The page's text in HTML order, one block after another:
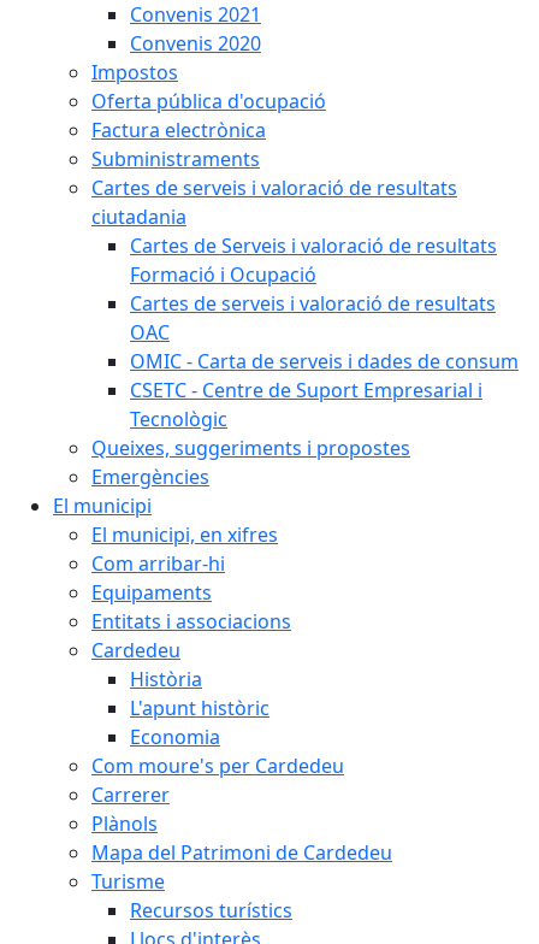
Convenis 2021
Convenis 2020
Impostos
Oferta pública d'ocupació
Factura electrònica
Subministraments
Cartes de serveis i valoració de resultats
ciutadania
Cartes de Serveis i valoració de resultats
Formació i Ocupació
Cartes de serveis i valoració de resultats
OAC
OMIC - Carta de serveis i dades de consum
CSETC - Centre de Suport Empresarial i
Tecnològic
Queixes, suggeriments i propostes
Emergències
El municipi
El municipi, en xifres
Com arribar-hi
Equipaments
Entitats i associacions
Cardedeu
Història
L'apunt històric
Economia
Com moure's per Cardedeu
Carrerer
Plànols
Mapa del Patrimoni de Cardedeu
Turisme
Recursos turístics